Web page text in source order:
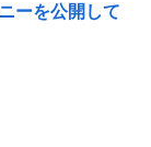
ーを公開して